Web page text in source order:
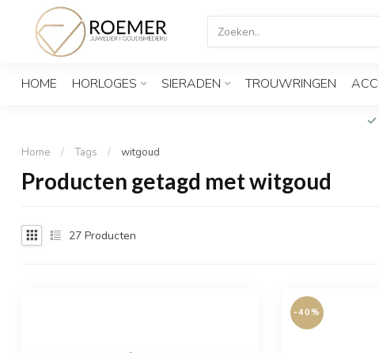
HOME HORLOGES SIERADEN TROUWRINGEN
Home / Tags / witgoud
Producten getagd met witgoud
27 Producten
-40%